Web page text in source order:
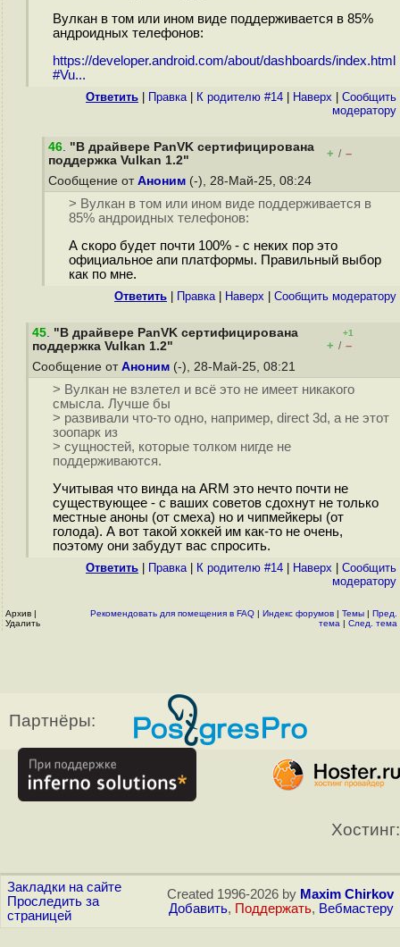
Вулкан в том или ином виде поддерживается в 85%
андроидных телефонов:
https://developer.android.com/about/dashboards/index.html
#Vu...
Ответить Правка| К родителю #14 Наверх
Cообщить
модератору
46. "В драйвере PanVK сертифицирована
поддержка Vulkan 1.2"
+ / –
Сообщение от Аноним (-), 28-Май-25, 08:24
> Вулкан в том или ином виде поддерживается в
85% андроидных телефонов:
А скоро будет почти 100% - с неких пор это
официальное апи платформы. Правильный выбор
как по мне.
Ответить Правка| Наверх Cообщить модератору
45. "В драйвере PanVK сертифицирована
поддержка Vulkan 1.2"
+1
+ / –
Сообщение от Аноним (-), 28-Май-25, 08:21
> Вулкан не взлетел и всё это не имеет никакого
смысла. Лучше бы
> развивали что-то одно, например, direct 3d, а не этот
зоопарк из
> сущностей, которые толком нигде не
поддерживаются.
Учитывая что винда на ARM это нечто почти не
существующее - с ваших советов сдохнут не только
местные аноны (от смеха) но и чипмейкеры (от
голода). А вот такой хоккей им как-то не очень,
поэтому они забудут вас спросить.
Ответить Правка| К родителю #14 Наверх
Cообщить
модератору
Архив |
Удалить
Рекомендовать для помещения в FAQ | Индекс форумов | Темы | Пред.
тема | След. тема
Партнёры:
Хостинг:
Закладки на сайте
Проследить за
страницей
Created 1996-2026 by Maxim Chirkov
Добавить, Поддержать, Вебмастеру